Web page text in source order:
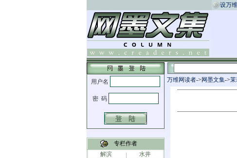
设万
专栏作者
解滨
水井
万维网读者-> 网墨文集->茉